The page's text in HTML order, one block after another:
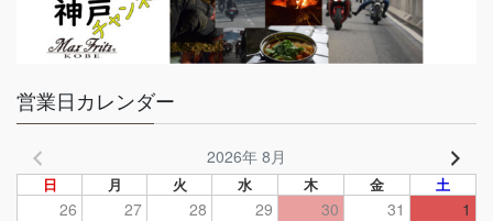
営業日カレンダー
2026年 8月
日 月 火 水 木 金 土
26 27 28 29 30 31 1